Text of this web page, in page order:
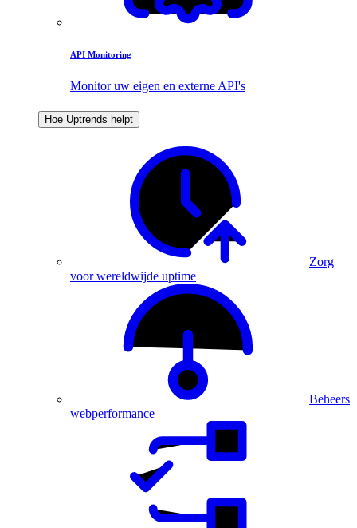
API Monitoring
Monitor uw eigen en externe API's
Hoe Uptrends helpt
Zorg
voor wereldwijde uptime
Beheers
webperformance